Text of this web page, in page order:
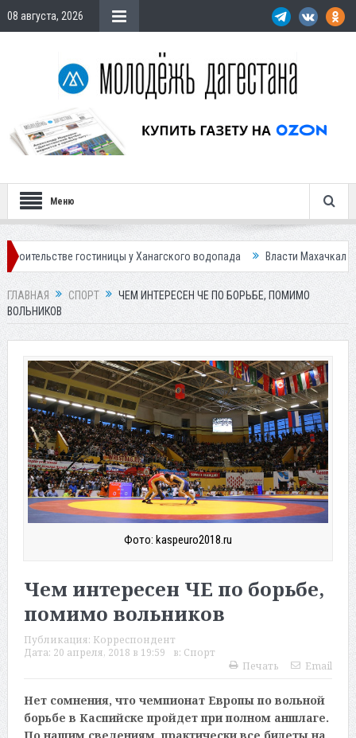
08 августа, 2026
Меню
у Ханагского водопада Власти Махачкалы планирует
ГЛАВНАЯ СПОРТ
ЧЕМ ИНТЕРЕСЕН ЧЕ ПО БОРЬБЕ, ПОМИМО
ВОЛЬНИКОВ
Фото: kaspeuro2018.ru
Чем интересен ЧЕ по борьбе,
помимо вольников
Публикация: Корреспондент
Дата: 20 апреля, 2018 в 19:59 в: Спорт
Печать
Email
Нет сомнения, что чемпионат Европы по вольной
борьбе в Каспийске пройдет при полном аншлаге.